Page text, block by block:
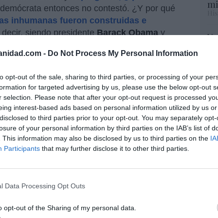
- Do Not Process My Personal Information
opt-out of the sale, sharing to third parties, or processing of your
for targeted advertising by us, please use the below opt-out
selection. Please note that after your opt-out request is processed
interest-based ads based on personal information utilized by us
to third parties prior to your opt-out. You may separately
of your personal information by third parties on the IAB’s list of
This information may also be disclosed by us to third parties on the
Participants that may further disclose it to other third parties.
Data Processing Opt Outs
opt-out of the Sharing of my personal data.
entonces no contestó. ¿Y por qué
inhumanas fueron construidas e
decir, siendo presidente Barack Obama y
para política presupuestaria se
años a insultar a muchos
ejercicios de hipocresía por parte de
de Biden y Kamala, la exprimera dama
fueron construidas durante la presidencia